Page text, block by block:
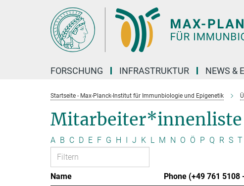
FORSCHUNG INFRASTRUKTUR NEWS &
Startseite - Max-Planck-Institut für Immunbiologie und Epigenetik
Mitarbeiter*innenliste
A B C D E F G H I J K L M N O Ö P Q R S T
Name Phone (+49 761 5108